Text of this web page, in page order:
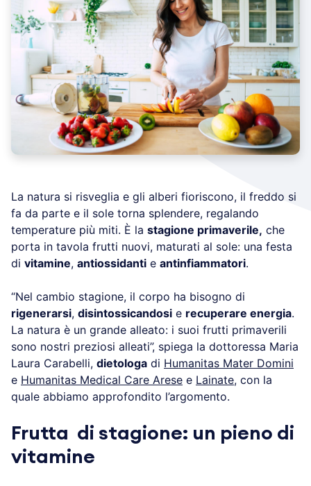
La natura si risveglia e gli alberi fioriscono, il freddo si
fa da parte e il sole torna splendere, regalando
temperature più miti. È la stagione primaverile, che
porta in tavola frutti nuovi, maturati al sole: una festa
di vitamine, antiossidanti e antinfiammatori.
“Nel cambio stagione, il corpo ha bisogno di
rigenerarsi, disintossicandosi e recuperare energia.
La natura è un grande alleato: i suoi frutti primaverili
sono nostri preziosi alleati”, spiega la dottoressa Maria
Laura Carabelli, dietologa di Humanitas Mater Domini
e Humanitas Medical Care Arese e Lainate, con la
quale abbiamo approfondito l’argomento.
Frutta di stagione: un pieno di
vitamine